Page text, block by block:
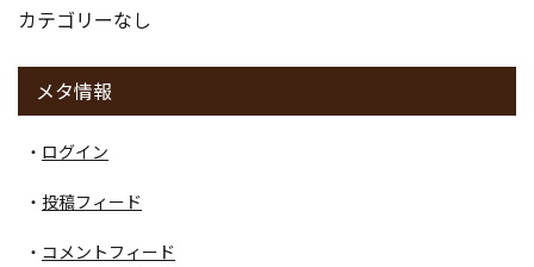
カテゴリーなし
メタ情報
ログイン
投稿フィード
コメントフィード